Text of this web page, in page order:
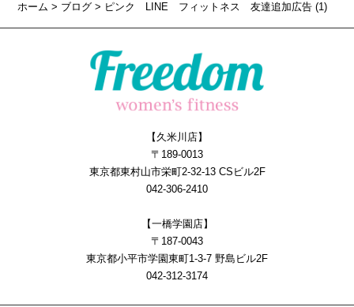
ホーム> ブログ > ピンク LINE フィットネス 友達追加広告 (1)
【久米川店】
〒189-0013
東京都東村山市栄町2-32-13 CSビル2F
042-306-2410
【一橋学園店】
〒187-0043
東京都小平市学園東町1-3-7 野島ビル2F
042-312-3174